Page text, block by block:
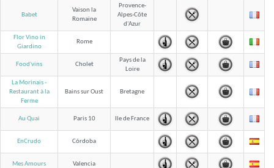
Babet
Vaison la
Romaine
Provence-
Alpes-Côte
d'Azur
Flor Vino in
Giardino
Rome
Food'vins Cholet
Pays de la
Loire
La Morinais -
Restaurant à la
Ferme
Bains sur Oust Bretagne
Au Quai Paris 10 Ile de France
EnCrudo Córdoba
Mes Amours Valencia